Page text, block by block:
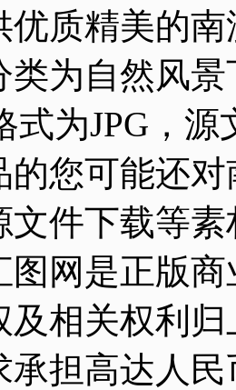
优质精美的
类为自然风
式为JPG，
的您可能还
文件下载等
图网是正版
及相关权利
承担高达人